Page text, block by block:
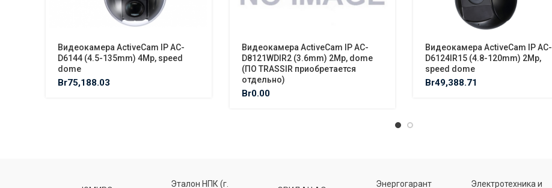
Видеокамера ActiveCam IP AC-
D6144 (4.5-135mm) 4Mp, speed
dome
Br75,188.03
Видеокамера ActiveCam IP AC-
D8121WDIR2 (3.6mm) 2Mp, dome
(ПО TRASSIR приобретается
отдельно)
Br0.00
Видеокамера ActiveCam IP AC-
D6124IR15 (4.8-120mm) 2Mp,
speed dome
Br49,388.71
Эталон НПК (г.
Энергогарант
Электротехника и